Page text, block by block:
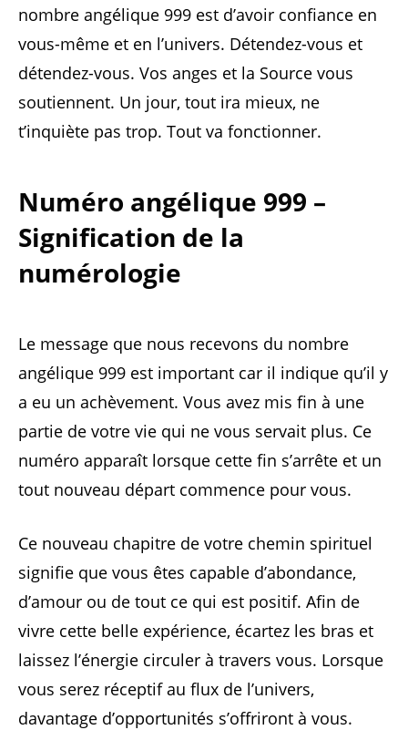
nombre angélique 999 est d’avoir confiance en
vous-même et en l’univers. Détendez-vous et
détendez-vous. Vos anges et la Source vous
soutiennent. Un jour, tout ira mieux, ne
t’inquiète pas trop. Tout va fonctionner.
Numéro angélique 999 –
Signification de la
numérologie
Le message que nous recevons du nombre
angélique 999 est important car il indique qu’il y
a eu un achèvement. Vous avez mis fin à une
partie de votre vie qui ne vous servait plus. Ce
numéro apparaît lorsque cette fin s’arrête et un
tout nouveau départ commence pour vous.
Ce nouveau chapitre de votre chemin spirituel
signifie que vous êtes capable d’abondance,
d’amour ou de tout ce qui est positif. Afin de
vivre cette belle expérience, écartez les bras et
laissez l’énergie circuler à travers vous. Lorsque
vous serez réceptif au flux de l’univers,
davantage d’opportunités s’offriront à vous.